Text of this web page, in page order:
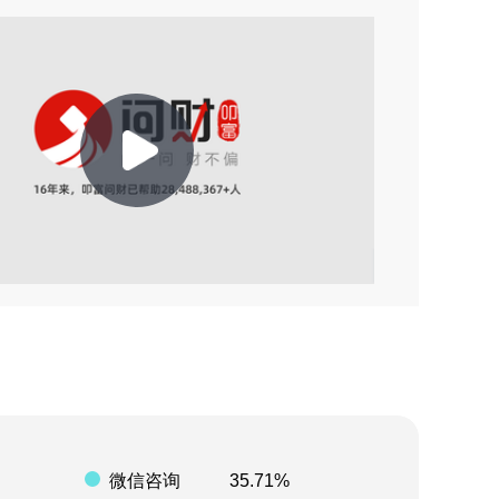
2026-08-03 21:29
2026-08-03 21:27
2026-08-03 20:01
Play
微信咨询 35.71%